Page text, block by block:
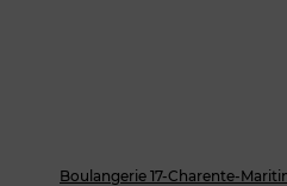
Boulangerie 17-Charente-